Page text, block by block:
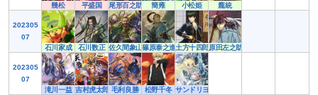
幾松
平盛国 尾形百之助 簡雍 小松姫 龐統
202305
07
石川家成
石川数正 佐久間象山篠原泰之進土方十四郎原田左之助
202305
07
滝川一益 吉村虎太郎 毛利良勝 松野千冬 サンドリヨン